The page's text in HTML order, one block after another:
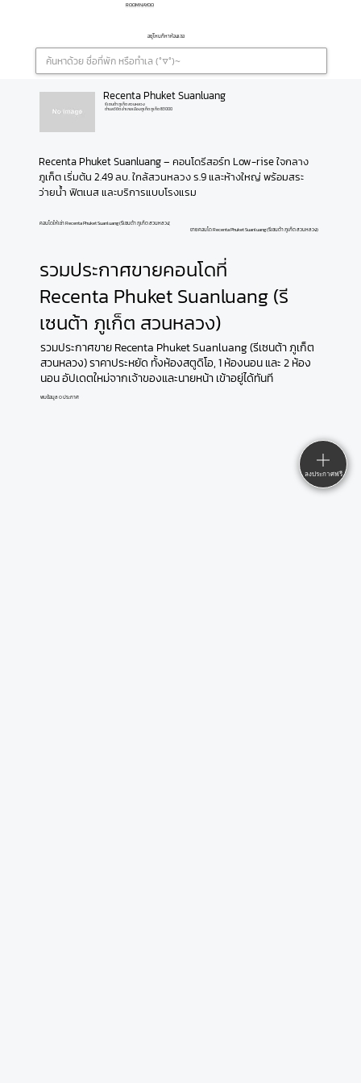
ROOMNAYOO
อยู่ไหนก็หาห้องเจอ
Recenta Phuket Suanluang
รีเซนต้า ภูเก็ต สวนหลวง
ตำบลวิชิต อำเภอเมืองภูเก็ต ภูเก็ต 83000
Recenta Phuket Suanluang – คอนโดรีสอร์ท Low-rise ใจกลาง
ภูเก็ต เริ่มต้น 2.49 ลบ. ใกล้สวนหลวง ร.9 และห้างใหญ่ พร้อมสระ
ว่ายน้ำ ฟิตเนส และบริการแบบโรงแรม
คอนโดให้เช่า Recenta Phuket Suanluang (รีเซนต้า ภูเก็ต สวนหลวง)
ขายคอนโด Recenta Phuket Suanluang (รีเซนต้า ภูเก็ต สวนหลวง)
รวมประกาศขายคอนโดที่
Recenta Phuket Suanluang (รี
เซนต้า ภูเก็ต สวนหลวง)
รวมประกาศขาย Recenta Phuket Suanluang (รีเซนต้า ภูเก็ต
สวนหลวง) ราคาประหยัด ทั้งห้องสตูดิโอ, 1 ห้องนอน และ 2 ห้อง
นอน อัปเดตใหม่จากเจ้าของและนายหน้า เข้าอยู่ได้ทันที
พบข้อมูล 0 ประกาศ
ลงประกาศฟรี